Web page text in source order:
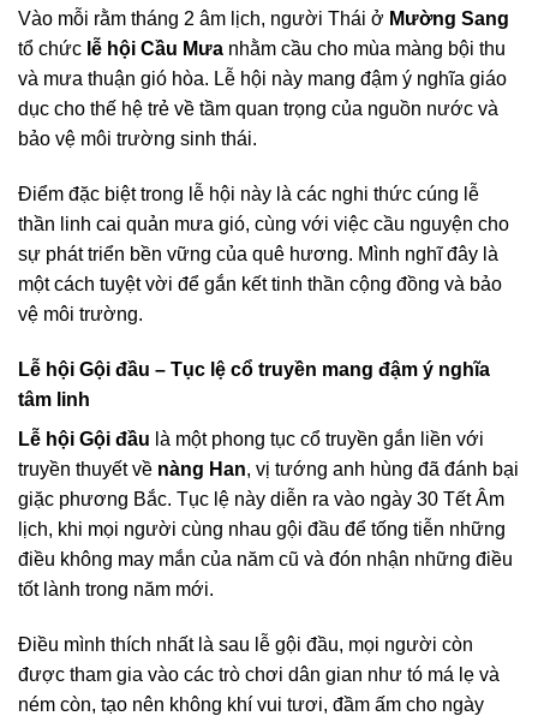
Vào mỗi rằm tháng 2 âm lịch, người Thái ở Mường Sang
tổ chức lễ hội Cầu Mưa nhằm cầu cho mùa màng bội thu
và mưa thuận gió hòa. Lễ hội này mang đậm ý nghĩa giáo
dục cho thế hệ trẻ về tầm quan trọng của nguồn nước và
bảo vệ môi trường sinh thái.
Điểm đặc biệt trong lễ hội này là các nghi thức cúng lễ
thần linh cai quản mưa gió, cùng với việc cầu nguyện cho
sự phát triển bền vững của quê hương. Mình nghĩ đây là
một cách tuyệt vời để gắn kết tinh thần cộng đồng và bảo
vệ môi trường.
Lễ hội Gội đầu – Tục lệ cổ truyền mang đậm ý nghĩa
tâm linh
Lễ hội Gội đầu là một phong tục cổ truyền gắn liền với
truyền thuyết về nàng Han, vị tướng anh hùng đã đánh bại
giặc phương Bắc. Tục lệ này diễn ra vào ngày 30 Tết Âm
lịch, khi mọi người cùng nhau gội đầu để tống tiễn những
điều không may mắn của năm cũ và đón nhận những điều
tốt lành trong năm mới.
Điều mình thích nhất là sau lễ gội đầu, mọi người còn
được tham gia vào các trò chơi dân gian như tó má lẹ và
ném còn, tạo nên không khí vui tươi, đầm ấm cho ngày